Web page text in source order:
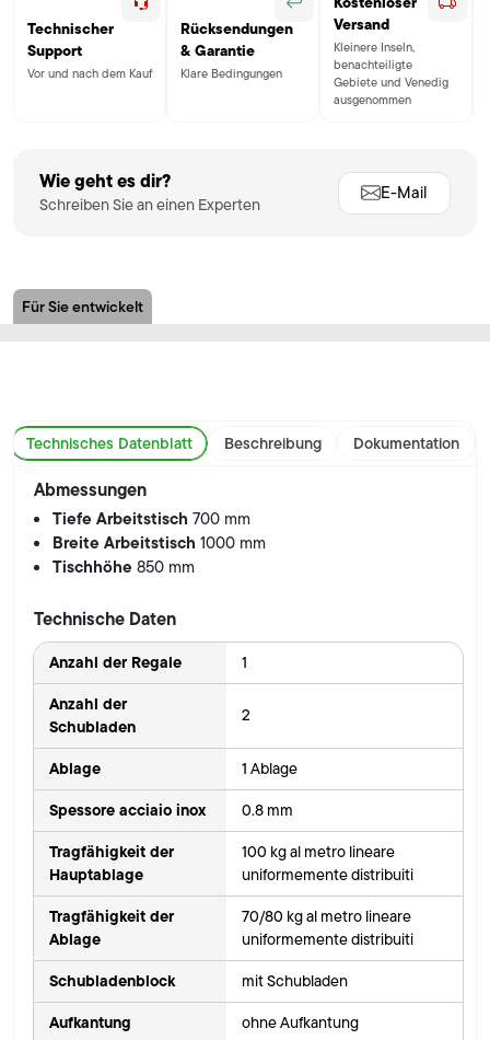
Technischer
Support
Vor und nach dem Kauf
Rücksendungen
& Garantie
Klare Bedingungen
Versand
Kleinere Inseln,
benachteiligte
Gebiete und Venedig
ausgenommen
Wie geht es dir?
Schreiben Sie an einen Experten
E-Mail
Für Sie entwickelt
Technisches Datenblatt Beschreibung Dokumentation
Abmessungen
Tiefe Arbeitstisch700 mm
Breite Arbeitstisch1000 mm
Tischhöhe850 mm
Technische Daten
Anzahl der Regale 1
Anzahl der
Schubladen
2
Ablage 1 Ablage
Spessore acciaio inox 0.8 mm
Tragfähigkeit der
Hauptablage
100 kg al metro lineare
uniformemente distribuiti
Tragfähigkeit der
Ablage
70/80 kg al metro lineare
uniformemente distribuiti
Schubladenblock mit Schubladen
Aufkantung ohne Aufkantung